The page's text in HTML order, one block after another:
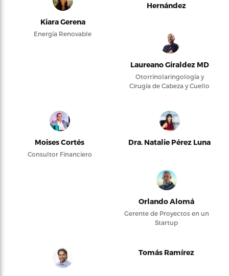
Kiara Gerena
Energía Renovable
Hernández
Laureano Giraldez MD
Otorrinolaringología y
Cirugía de Cabeza y Cuello
Moises Cortés
Consultor Financiero
Dra. Natalie Pérez Luna
Orlando Alomá
Gerente de Proyectos en un
Startup
Tomás Ramírez